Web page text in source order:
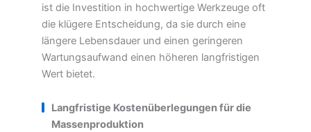
ist die Investition in hochwertige Werkzeuge oft
die klügere Entscheidung, da sie durch eine
längere Lebensdauer und einen geringeren
Wartungsaufwand einen höheren langfristigen
Wert bietet.
Langfristige Kostenüberlegungen für die
Massenproduktion